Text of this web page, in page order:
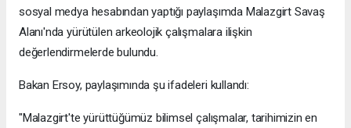
sosyal medya hesabından yaptığı paylaşımda Malazgirt Savaş
Alanı'nda yürütülen arkeolojik çalışmalara ilişkin
değerlendirmelerde bulundu.
Bakan Ersoy, paylaşımında şu ifadeleri kullandı:
"Malazgirt'te yürüttüğümüz bilimsel çalışmalar, tarihimizin en